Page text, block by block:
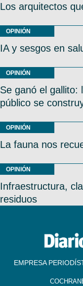
Los arquitectos
OPINIÓN
IA y sesgos en
OPINIÓN
Se ganó el gallito:
público se
OPINIÓN
La fauna nos
OPINIÓN
Infraestructura,
residuos
EMPRESA